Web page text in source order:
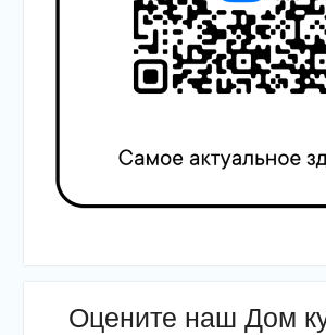
Оцените наш Дом